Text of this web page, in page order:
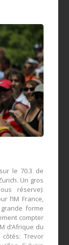
le 70.3 de
Un gros
réserve):
l’IM France,
forme
compter
d’Afrique du
côtés: Trevor